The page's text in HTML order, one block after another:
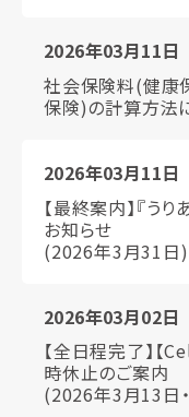
2026年03月11日
社会保険料(健康
保険)の計算方法
2026年03月11日
【最終案内】『う
お知らせ
(2026年3月31日)
2026年03月02日
【全日程完了】【
時休止のご案内
(2026年3月13日